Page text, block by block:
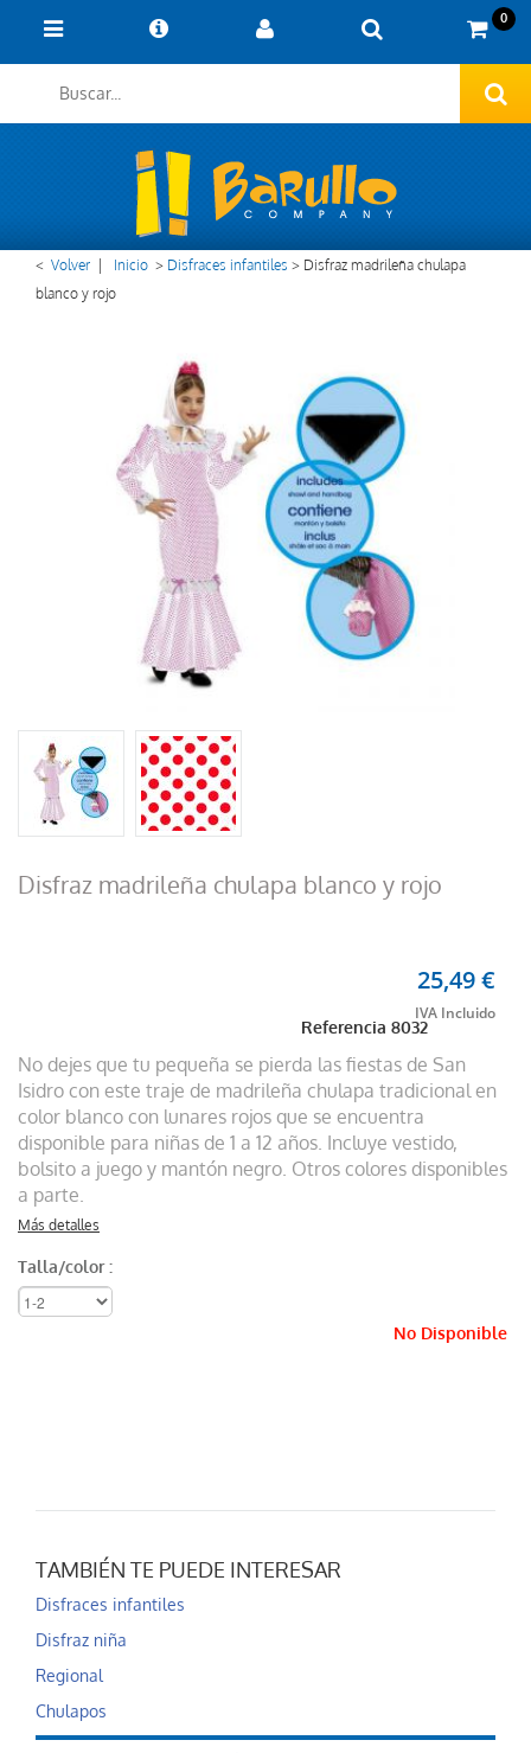
0
< Volver Inicio > Disfraces infantiles > Disfraz madrileña chulapa
blanco y rojo
Disfraz madrileña chulapa blanco y rojo
Referencia8032
25,49 €
No dejes que tu pequeña se pierda las fiestas de San
Isidro con este traje de madrileña chulapa tradicional en
color blanco con lunares rojos que se encuentra
disponible para niñas de 1 a 12 años. Incluye vestido,
bolsito a juego y mantón negro. Otros colores disponibles
a parte.
Más detalles
Talla/color :
No Disponible
TAMBIÉN TE PUEDE INTERESAR
Disfraces infantiles
Disfraz niña
Regional
Chulapos